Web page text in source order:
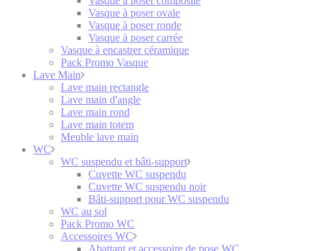
Vasque à poser ovale
Vasque à poser ronde
Vasque à poser carrée
Vasque à encastrer céramique
Pack Promo Vasque
Lave Main
Lave main rectangle
Lave main d'angle
Lave main rond
Lave main totem
Meuble lave main
WC
WC suspendu et bâti-support
Cuvette WC suspendu
Cuvette WC suspendu noir
Bâti-support pour WC suspendu
WC au sol
Pack Promo WC
Accessoires WC
Abattant et accessoire de pose WC